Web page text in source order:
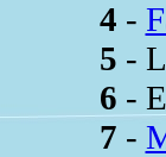
4 -
5 -
6 -
7 -